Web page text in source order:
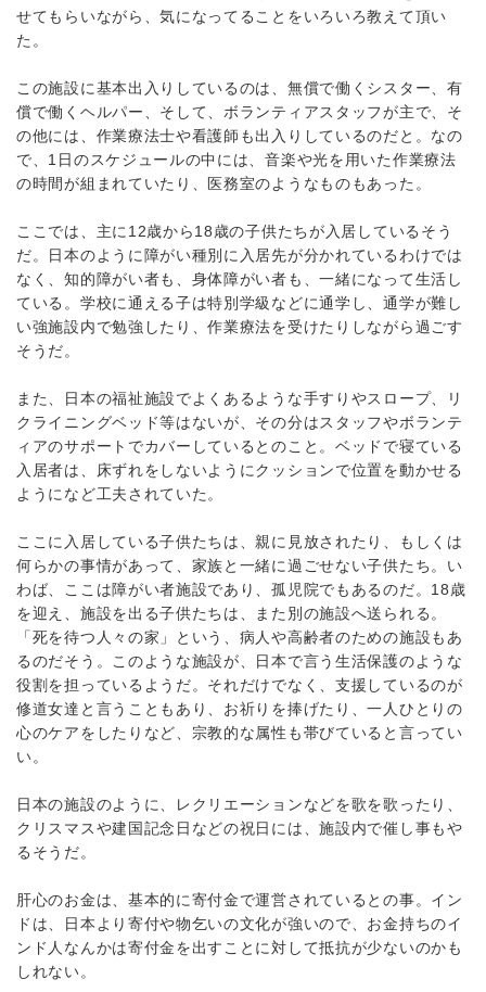
せてもらいながら、気になってることをいろいろ教えて頂い
た。
この施設に基本出入りしているのは、無償で働くシスター、有
償で働くヘルパー、そして、ボランティアスタッフが主で、そ
の他には、作業療法士や看護師も出入りしているのだと。なの
で、1日のスケジュールの中には、音楽や光を用いた作業療法
の時間が組まれていたり、医務室のようなものもあった。
ここでは、主に12歳から18歳の子供たちが入居しているそう
だ。日本のように障がい種別に入居先が分かれているわけでは
なく、知的障がい者も、身体障がい者も、一緒になって生活し
ている。学校に通える子は特別学級などに通学し、通学が難し
い強施設内で勉強したり、作業療法を受けたりしながら過ごす
そうだ。
また、日本の福祉施設でよくあるような手すりやスロープ、リ
クライニングベッド等はないが、その分はスタッフやボランテ
ィアのサポートでカバーしているとのこと。ベッドで寝ている
入居者は、床ずれをしないようにクッションで位置を動かせる
ようになど工夫されていた。
ここに入居している子供たちは、親に見放されたり、もしくは
何らかの事情があって、家族と一緒に過ごせない子供たち。い
わば、ここは障がい者施設であり、孤児院でもあるのだ。18歳
を迎え、施設を出る子供たちは、また別の施設へ送られる。
「死を待つ人々の家」という、病人や高齢者のための施設もあ
るのだそう。このような施設が、日本で言う生活保護のような
役割を担っているようだ。それだけでなく、支援しているのが
修道女達と言うこともあり、お祈りを捧げたり、一人ひとりの
心のケアをしたりなど、宗教的な属性も帯びていると言ってい
い。
日本の施設のように、レクリエーションなどを歌を歌ったり、
クリスマスや建国記念日などの祝日には、施設内で催し事もや
るそうだ。
肝心のお金は、基本的に寄付金で運営されているとの事。イン
ドは、日本より寄付や物乞いの文化が強いので、お金持ちのイ
ンド人なんかは寄付金を出すことに対して抵抗が少ないのかも
しれない。